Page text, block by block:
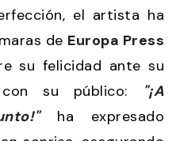
el artista ha
de Europa Press
su felicidad ante su
con su público:
"¡A
ha expresado